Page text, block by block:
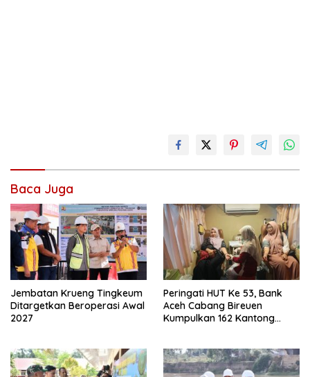
Baca Juga
Jembatan Krueng Tingkeum
Ditargetkan Beroperasi Awal
2027
Peringati HUT Ke 53, Bank
Aceh Cabang Bireuen
Kumpulkan 162 Kantong